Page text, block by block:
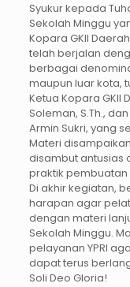
Syukur kepada
Sekolah Minggu
Kopara GKII
telah berjalan
berbagai
maupun luar kota,
Ketua Kopara GKII
Soleman, S.Th.,
Armin Sukri, yang
Materi
disambut antusias
praktik
Di akhir kegiatan,
harapan agar
dengan materi
Sekolah Minggu.
pelayanan YPRI
dapat terus
Soli Deo Gloria!